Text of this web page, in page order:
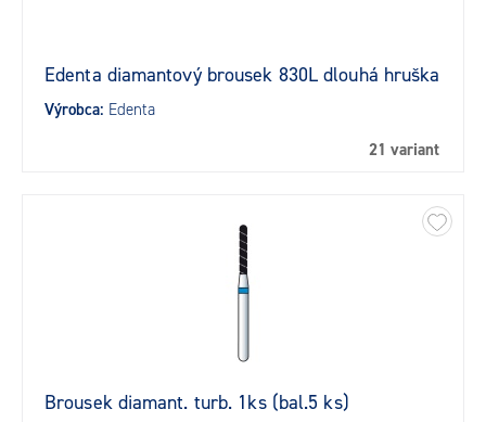
Edenta diamantový brousek 830L dlouhá hruška
Výrobca: Edenta
21 variant
Brousek diamant. turb. 1ks (bal.5 ks)